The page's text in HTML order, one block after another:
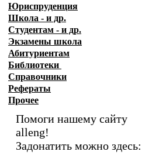
Юриспруденция
Школа - и др.
Студентам - и др.
Экзамены школа
Абитуриентам
Библиотеки
Справочники
Рефераты
Прочее
Помоги нашему сайту
alleng!
Задонатить можно здесь: